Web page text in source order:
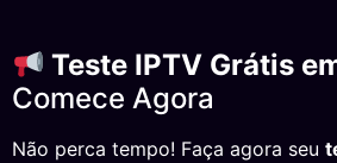
Teste IPTV Grátis
Comece Agora
Não perca tempo! Faça agora seu